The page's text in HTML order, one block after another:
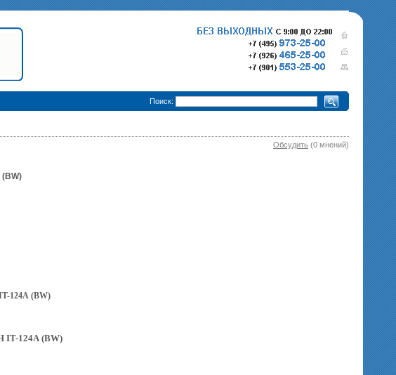
•
р.
Поиск:
Обсудить (0 мнений)
(BW)
-124А (BW)
IT-124А (BW)